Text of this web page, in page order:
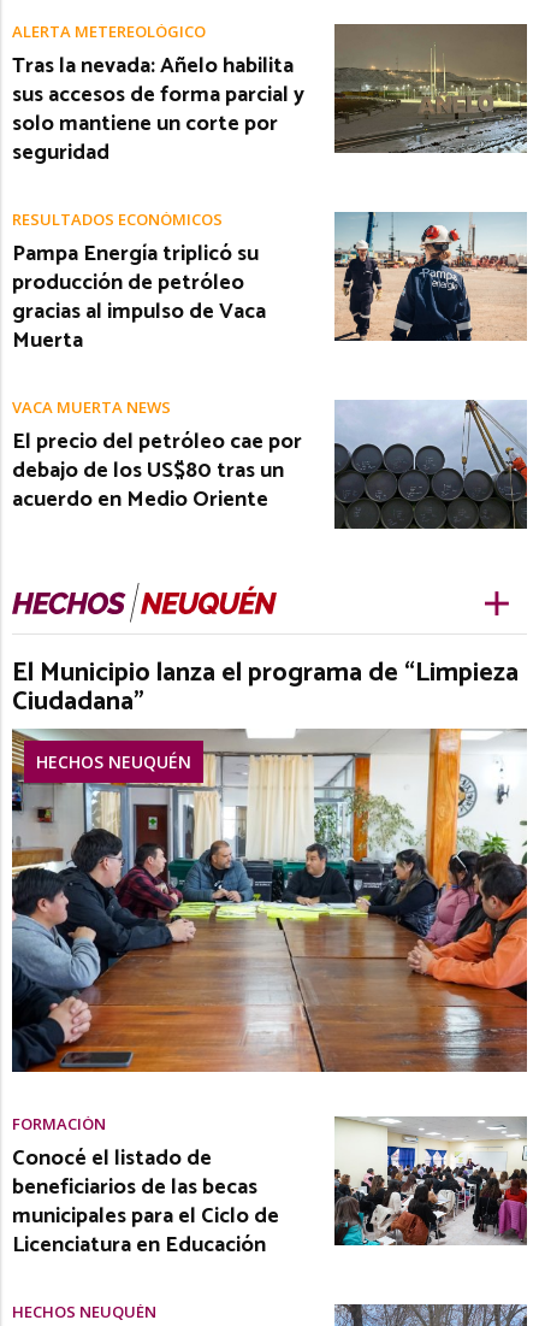
ALERTA METEREOLÓGICO
Tras la nevada: Añelo habilita
sus accesos de forma parcial y
solo mantiene un corte por
seguridad
RESULTADOS ECONÓMICOS
Pampa Energía triplicó su
producción de petróleo
gracias al impulso de Vaca
Muerta
VACA MUERTA NEWS
El precio del petróleo cae por
debajo de los US$80 tras un
acuerdo en Medio Oriente
El Municipio lanza el programa de “Limpieza
Ciudadana”
HECHOS NEUQUÉN
FORMACIÓN
Conocé el listado de
beneficiarios de las becas
municipales para el Ciclo de
Licenciatura en Educación
HECHOS NEUQUÉN